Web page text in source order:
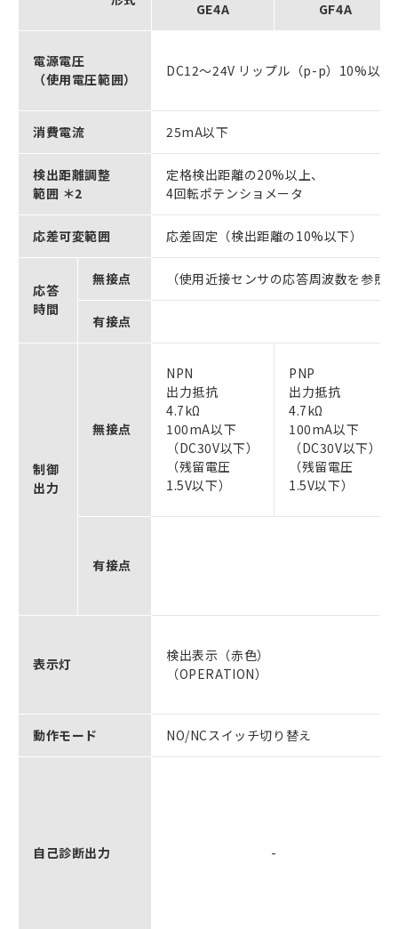
GE4A GF4A
電源電圧
（使用電圧範囲）
DC12～24V リップル（p-p）10%以下
消費電流 25mA以下
検出距離調整
範囲 ＊2
定格検出距離の20%以上、
4回転ポテンショメータ
応差可変範囲 応差固定（検出距離の10%以下）
応答
時間
無接点 （使用近接センサの応答周波数を参照
有接点
制御
出力
無接点
NPN
出力抵抗
4.7kΩ
100mA以下
（DC30V以下）
（残留電圧
1.5V以下）
PNP
出力抵抗
4.7kΩ
100mA以下
（DC30V以下）
（残留電圧
1.5V以下）
有接点
表示灯
検出表示（赤色）
（OPERATION）
動作モード NO/NCスイッチ切り替え
自己診断出力 -